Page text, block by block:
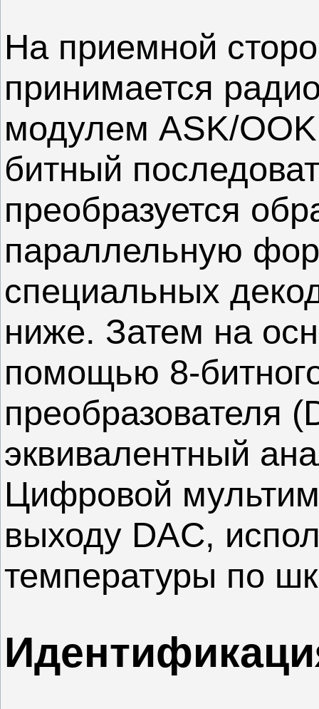
На приемной
принимается
модулем ASK/
битный
преобразуется
параллельную
специальных
ниже. Затем на
помощью 8-
преобразователя
эквивалентный
Цифровой
выходу DAC,
температуры по